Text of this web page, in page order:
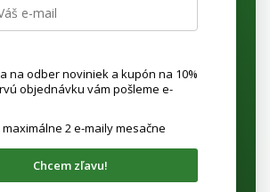
na odber noviniek a kupón na 10%
objednávku vám pošleme e-
2 e-maily mesačne
Chcem zľavu!